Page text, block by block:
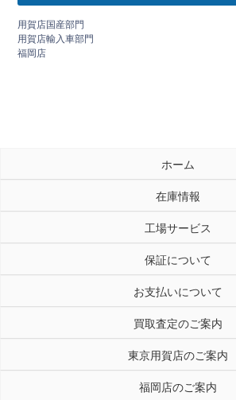
用賀店国産部門
用賀店輸入車部門
福岡店
ホーム
在庫情報
工場サービス
保証について
お支払いについて
買取査定のご案内
東京用賀店のご案内
福岡店のご案内